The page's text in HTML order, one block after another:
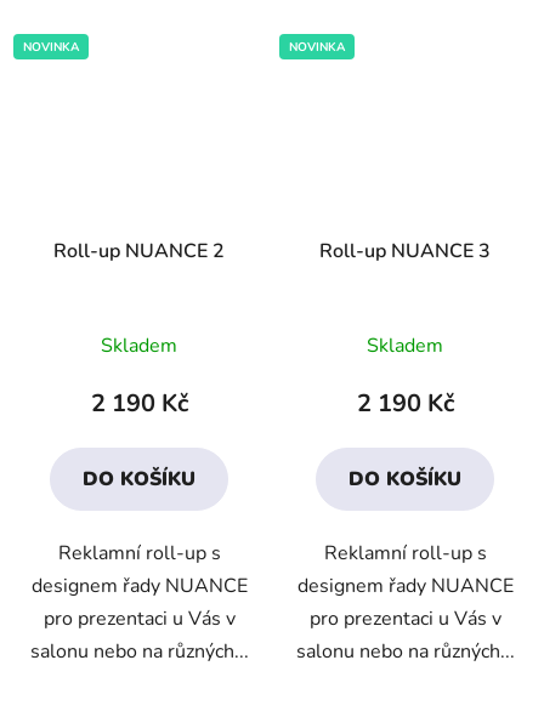
NOVINKA
Roll-up NUANCE 2
Skladem
2 190 Kč
DO KOŠÍKU
Reklamní roll-up s
designem řady NUANCE
pro prezentaci u Vás v
salonu nebo na různých...
NOVINKA
Roll-up NUANCE 3
Skladem
2 190 Kč
DO KOŠÍKU
Reklamní roll-up s
designem řady NUANCE
pro prezentaci u Vás v
salonu nebo na různých...